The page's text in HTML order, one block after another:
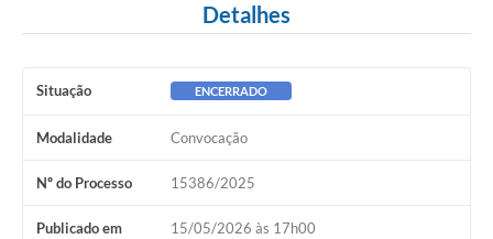
Detalhes
Situação ENCERRADO
Modalidade Convocação
Nº do Processo 15386/2025
Publicado em 15/05/2026 às 17h00